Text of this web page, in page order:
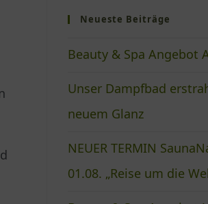
Neueste Beiträge
Beauty & Spa Angebot
Unser Dampfbad
neuem Glanz
NEUER TERMIN
01.08. „Reise um die